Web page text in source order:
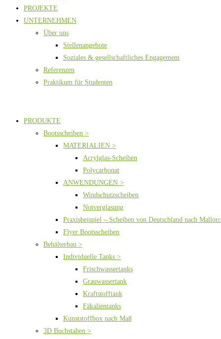
PROJEKTE
UNTERNEHMEN
Über uns
Stellenangebote
Soziales & gesellschaftliches Engagement
Referenzen
Praktikum für Studenten
PRODUKTE
Bootsscheiben >
MATERIALIEN >
Acrylglas-Scheiben
Polycarbonat
ANWENDUNGEN >
Windschutzscheiben
Notverglasung
Praxisbeispiel – Scheiben von Deutschland nach
Flyer Bootsscheiben
Behälterbau >
Individuelle Tanks >
Frischwassertanks
Grauwassertank
Kraftstofftank
Fäkalientanks
Kunststoffbox nach Maß
3D Buchstaben >